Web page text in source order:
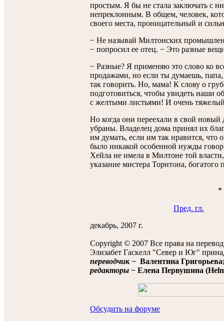
простым. Я бы не стала заключать с
непреклонным. В общем, человек,
своего места, проницательный и
− Не называй Милтонских
− попросил ее отец. − Это разные
− Разные? Я применяю это слово ко
продажами, но если ты думаешь,
так говорить. Но, мама! К слову о
подготовиться, чтобы увидеть наши
с желтыми листьями! И очень
Но когда они переехали в свой
убраны. Владелец дома принял их
им думать, если им так нравится,
было никакой особенной нужды
Хейла не имела в Милтоне той власти,
указание мистера Торнтона,
*
Пред. гл.
декабрь, 2007 г.
Copyright © 2007 Все права на
Элизабет Гаскелл "Север и Юг"
переводчик− Валентина
редакторы − Елена Первушина
Обсудить на форуме